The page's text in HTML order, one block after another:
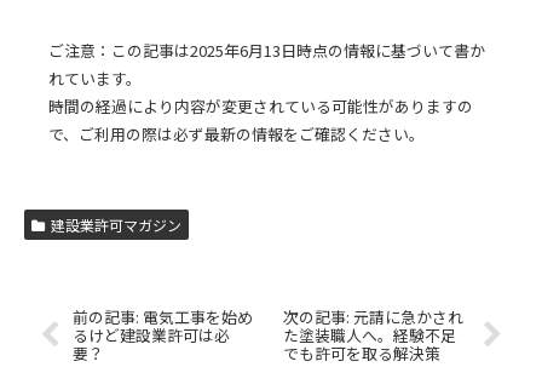
ご注意：この記事は2025年6月13日時点の情報に基づいて書か
れています。
時間の経過により内容が変更されている可能性がありますの
で、ご利用の際は必ず最新の情報をご確認ください。
建設業許可マガジン
電気工事を始め
るけど建設業許可は必
要？
元請に急かされ
た塗装職人へ。経験不足
でも許可を取る解決策